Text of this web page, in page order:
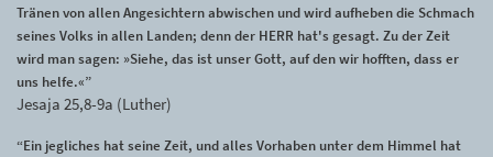
Tränen von allen Angesichtern abwischen und wird aufheben die Schmach
seines Volks in allen Landen; denn der HERR hat's gesagt. Zu der Zeit
wird man sagen: »Siehe, das ist unser Gott, auf den wir hofften, dass er
uns helfe.«”
Jesaja 25,8-9a (Luther)
“Ein jegliches hat seine Zeit, und alles Vorhaben unter dem Himmel hat